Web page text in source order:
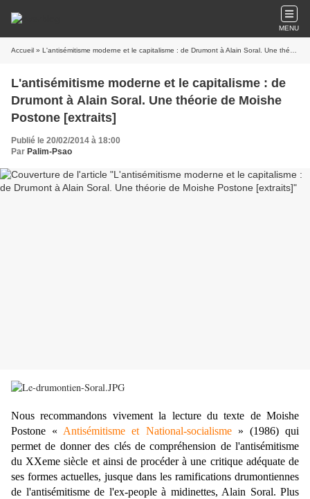
MENU
Accueil » L'antisémitisme moderne et le capitalisme : de Drumont à Alain Soral. Une théorie de Moishe Postone [extraits]
L'antisémitisme moderne et le capitalisme : de
Drumont à Alain Soral. Une théorie de Moishe
Postone [extraits]
Publié le 20/02/2014 à 18:00
Par Palim-Psao
Nous recommandons vivement la lecture du texte de Moishe
Postone « Antisémitisme et National-socialisme» (1986) qui
permet de donner des clés de compréhension de l'antisémitisme
du XXeme siècle et ainsi de procéder à une critique adéquate de
ses formes actuelles, jusque dans les ramifications drumontiennes
de l'antisémitisme de l'ex-people à midinettes, Alain Soral. Plus